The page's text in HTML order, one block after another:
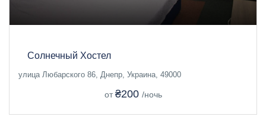
Солнечный Хостел
улица Любарского 86, Днепр, Украина, 49000
от ₴200 /ночь